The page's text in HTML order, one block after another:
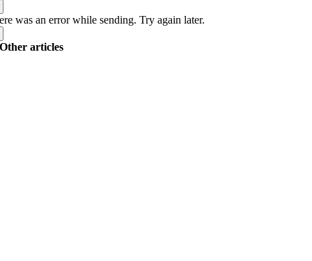
was an error while sending. Try again later.
Other articles